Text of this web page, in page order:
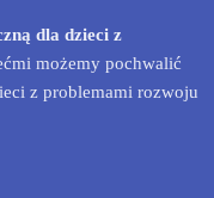
dla dzieci z
możemy pochwalić
z problemami rozwoju